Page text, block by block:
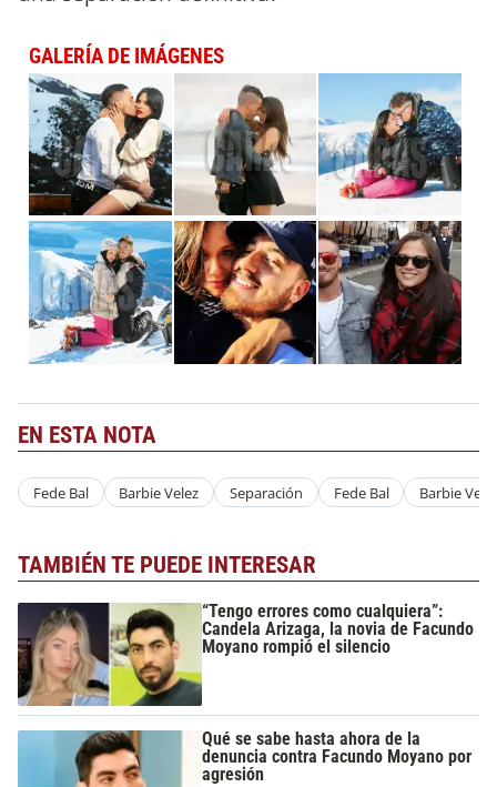
GALERÍA DE IMÁGENES
EN ESTA NOTA
Fede Bal Barbie Velez Separación Fede Bal Barbie
TAMBIÉN TE PUEDE INTERESAR
“Tengo errores como cualquiera”:
Candela Arizaga, la novia de Facundo
Moyano rompió el silencio
Qué se sabe hasta ahora de la
denuncia contra Facundo Moyano por
agresión